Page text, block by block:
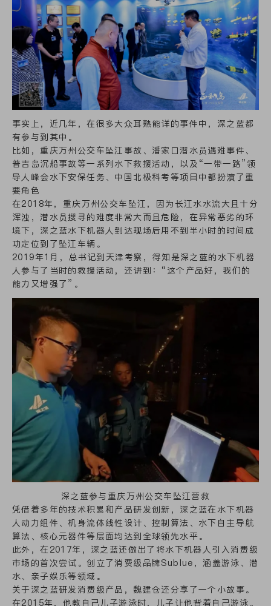
事实上，近几年，在很多大众耳熟能详的事件中，深之蓝都
有参与到其中。
比如，重庆万州公交车坠江事故、潘家口潜水员遇难事件、
普吉岛沉船事故等一系列水下救援活动，以及“一带一路”领
导人峰会水下安保任务、中国北极科考等项目中都扮演了重
要角色
在2018年，重庆万州公交车坠江，因为长江水水流大且十分
浑浊，潜水员搜寻的难度非常大而且危险，在异常恶劣的环
境下，深之蓝水下机器人到达现场后用不到半小时的时间成
功定位到了坠江车辆。
2019年1月，总书记到天津考察，得知是深之蓝的水下机器
人参与了当时的救援活动，还讲到：“这个产品好，我们的
能力又增强了”。
深之蓝参与重庆万州公交车坠江营救
凭借着多年的技术积累和产品研发创新，深之蓝在水下机器
人动力组件、机身流体线性设计、控制算法、水下自主导航
算法、核心元器件等层面均达到全球领先水平。
此外，在2017年，深之蓝还做出了将水下机器人引入消费级
市场的首次尝试。创立了消费级品牌Sublue，涵盖游泳、潜
水、亲子娱乐等领域。
关于深之蓝研发消费级产品，魏建仓还分享了一个小故事。
在2015年，他教自己儿子游泳时，儿子让他背着自己游泳。